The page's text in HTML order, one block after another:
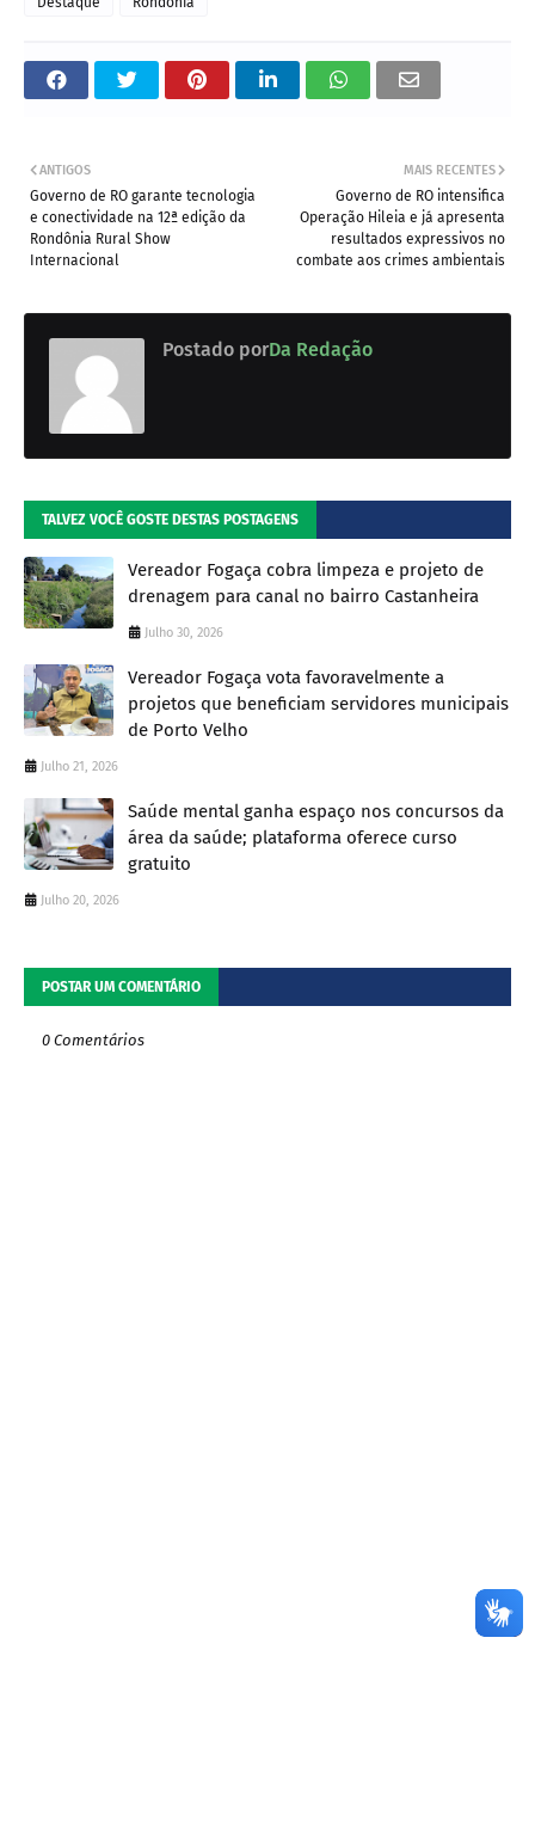
MAIS RECENTES
Governo de RO intensifica
Operação Hileia e já apresenta
resultados expressivos no
combate aos crimes ambientais
ANTIGOS
Governo de RO garante tecnologia
e conectividade na 12ª edição da
Rondônia Rural Show
Internacional
Postado porDa Redação
TALVEZ VOCÊ GOSTE DESTAS POSTAGENS
Vereador Fogaça cobra limpeza e projeto de
drenagem para canal no bairro Castanheira
Julho 30, 2026
Vereador Fogaça vota favoravelmente a
projetos que beneficiam servidores municipais
de Porto Velho
Julho 21, 2026
Saúde mental ganha espaço nos concursos da
área da saúde; plataforma oferece curso
gratuito
Julho 20, 2026
POSTAR UM COMENTÁRIO
0 Comentários